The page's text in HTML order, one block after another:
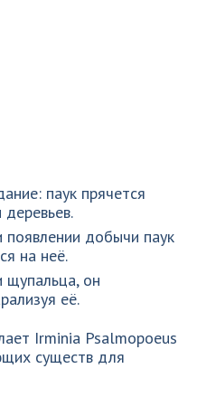
паук прячется
добычи паук
на неё.
щупальца, он
её.
Irminia Psalmopoeus
существ для